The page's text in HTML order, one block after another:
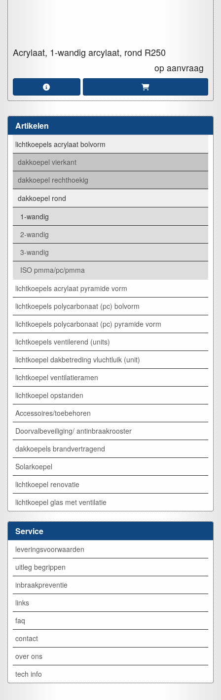
Artikelen
lichtkoepels acrylaat bolvorm
dakkoepel vierkant
dakkoepel rechthoekig
dakkoepel rond
1-wandig
2-wandig
3-wandig
ISO pmma/pc/pmma
lichtkoepels acrylaat pyramide vorm
lichtkoepels polycarbonaat (pc) bolvorm
lichtkoepels polycarbonaat (pc) pyramide vorm
lichtkoepels ventilerend (units)
lichtkoepel dakbetreding vluchtluik (unit)
lichtkoepel ventilatieramen
lichtkoepel opstanden
Accessoires/toebehoren
Doorvalbeveiliging/ antinbraakrooster
dakkoepels brandvertragend
Solarkoepel
lichtkoepel renovatie
lichtkoepel glas met ventilatie
Service
leveringsvoorwaarden
uitleg begrippen
inbraakpreventie
links
faq
contact
over ons
tech info
Acrylaat, 1-wandig arcylaat, rond R250
op aanvraag